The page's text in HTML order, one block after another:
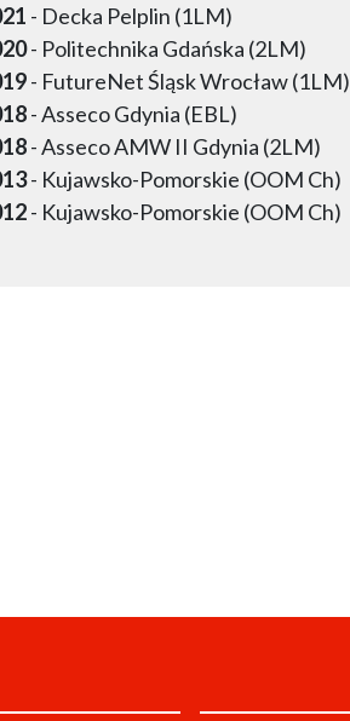
- Decka Pelplin (1LM)
- Politechnika Gdańska (2LM)
- FutureNet Śląsk Wrocław (1LM)
- Asseco Gdynia (EBL)
- Asseco AMW II Gdynia (2LM)
- Kujawsko-Pomorskie (OOM Ch)
- Kujawsko-Pomorskie (OOM Ch)